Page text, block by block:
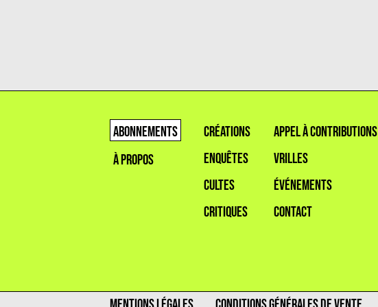
ABONNEMENTS
À PROPOS
CRÉATIONS
ENQUÊTES
CULTES
CRITIQUES
APPEL À CONTRIBUTIONS
VRILLES
ÉVÉNEMENTS
CONTACT